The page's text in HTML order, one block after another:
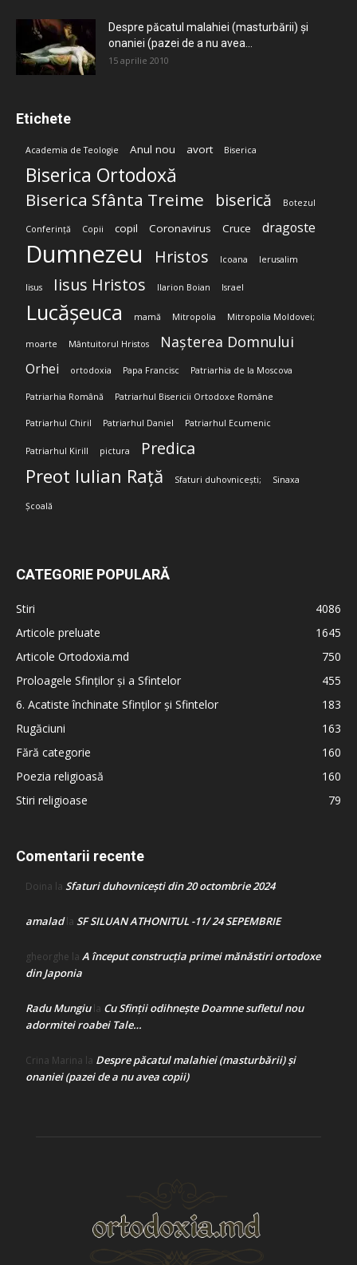
Despre păcatul malahiei (masturbării) şi
onaniei (pazei de a nu avea...
15 aprilie 2010
Etichete
Academia de Teologie Anul nou avort Biserica
Biserica Ortodoxă
Biserica Sfânta Treime biserică Botezul
Conferință Copii copil Coronavirus Cruce dragoste
Dumnezeu Hristos Icoana Ierusalim
Iisus Iisus Hristos Ilarion Boian Israel
Lucășeuca mamă Mitropolia Mitropolia Moldovei;
moarte Mântuitorul Hristos Nașterea Domnului
Orhei ortodoxia Papa Francisc Patriarhia de la Moscova
Patriarhia Română Patriarhul Bisericii Ortodoxe Române
Patriarhul Chiril Patriarhul Daniel Patriarhul Ecumenic
Patriarhul Kirill pictura Predica
Preot Iulian Rață Sfaturi duhovnicești; Sinaxa
Școală
CATEGORIE POPULARĂ
Stiri
4086
Articole preluate
1645
Articole Ortodoxia.md
750
Proloagele Sfinților și a Sfintelor
455
6. Acatiste închinate Sfinților și Sfintelor
183
Rugăciuni
163
Fără categorie
160
Poezia religioasă
160
Stiri religioase
79
Comentarii recente
Doina la Sfaturi duhovnicești din 20 octombrie 2024
amaladla SF SILUAN ATHONITUL -11/ 24 SEPEMBRIE
gheorghe la A început construcţia primei mănăstiri ortodoxe
din Japonia
Radu Mungiula Cu Sfinții odihnește Doamne sufletul nou
adormitei roabei Tale…
Crina Marina la Despre păcatul malahiei (masturbării) şi
onaniei (pazei de a nu avea copii)